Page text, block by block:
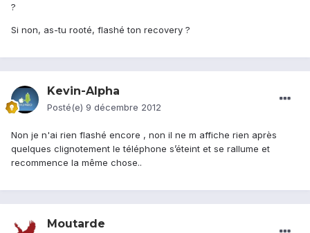
?
Si non, as-tu rooté, flashé ton recovery ?
Kevin-Alpha
Posté(e) 9 décembre 2012
Non je n'ai rien flashé encore , non il ne m affiche rien après
quelques clignotement le téléphone s’éteint et se rallume et
recommence la même chose..
Moutarde